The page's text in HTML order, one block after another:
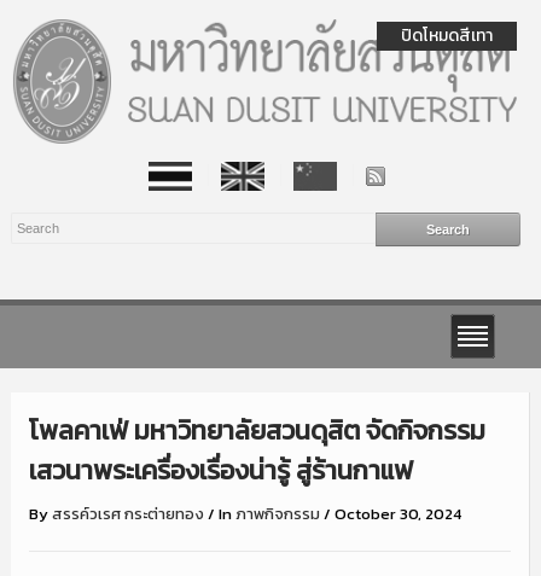
โพลคาเฟ่ มหาวิทยาลัยสวนดุสิต จัดกิจกรรม
เสวนาพระเครื่องเรื่องน่ารู้ สู่ร้านกาแฟ
Byสรรค์วเรศ กระต่ายทอง / Inภาพกิจกรรม / October 30, 2024
ปิดโหมดสีเทา